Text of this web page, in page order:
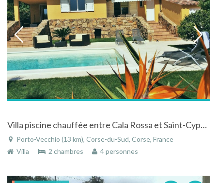
Villa piscine chauffée entre Cala Rossa et Saint-Cyprien
Porto-Vecchio (13 km), Corse-du-Sud, Corse, France
Villa
2 chambres 4 personnes